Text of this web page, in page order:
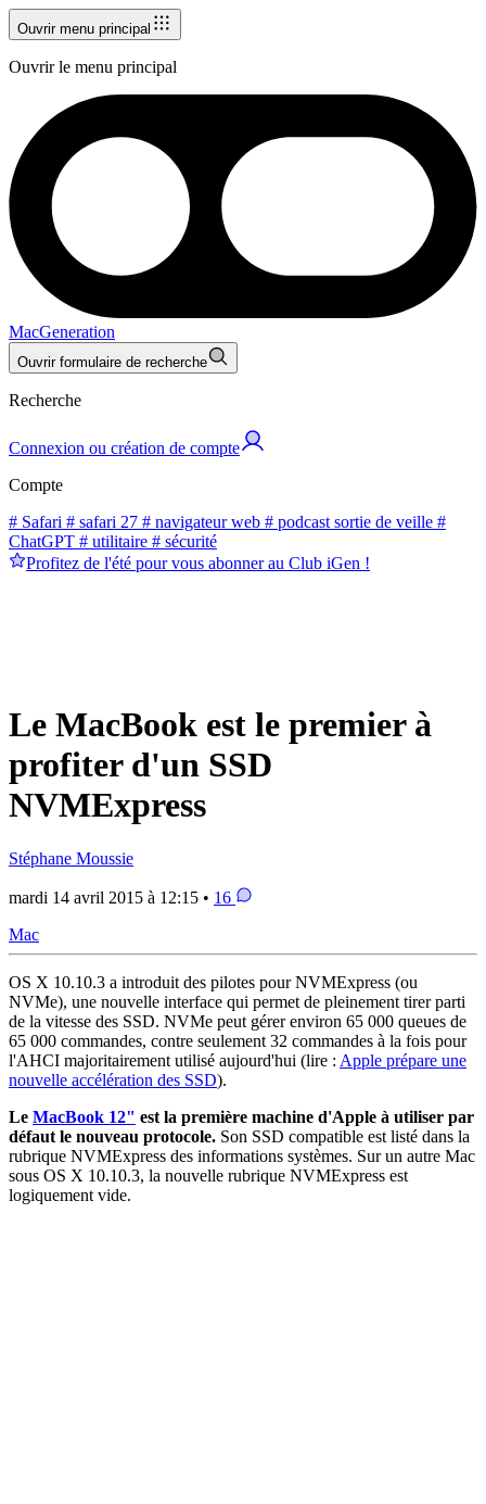
Ouvrir menu principal
Ouvrir le menu principal
MacGeneration
Ouvrir formulaire de recherche
Recherche
Connexion ou création de compte
Compte
# Safari # safari 27 # navigateur web # podcast sortie de veille #
ChatGPT # utilitaire # sécurité
Profitez de l'été pour vous abonner au Club iGen !
Le MacBook est le premier à
profiter d'un SSD
NVMExpress
Stéphane Moussie
mardi 14 avril 2015 à 12:15 • 16
Mac
OS X 10.10.3 a introduit des pilotes pour NVMExpress (ou
NVMe), une nouvelle interface qui permet de pleinement tirer parti
de la vitesse des SSD. NVMe peut gérer environ 65 000 queues de
65 000 commandes, contre seulement 32 commandes à la fois pour
l'AHCI majoritairement utilisé aujourd'hui (lire : Apple prépare une
nouvelle accélération des SSD).
Le MacBook 12" est la première machine d'Apple à utiliser par
défaut le nouveau protocole. Son SSD compatible est listé dans la
rubrique NVMExpress des informations systèmes. Sur un autre Mac
sous OS X 10.10.3, la nouvelle rubrique NVMExpress est
logiquement vide.